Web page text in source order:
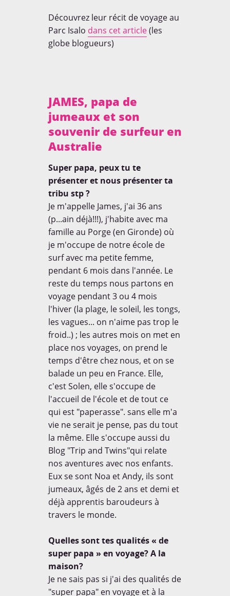
Découvrez leur récit de voyage au
Parc Isalo dans cet article(les
globe blogueurs)
JAMES, papa de
jumeaux et son
souvenir de surfeur en
Australie
Super papa, peux tu te
présenter et nous présenter ta
tribu stp ?
Je m'appelle James, j'ai 36 ans
(p...ain déjà!!!), j'habite avec ma
famille au Porge (en Gironde) où
je m'occupe de notre école de
surf avec ma petite femme,
pendant 6 mois dans l'année. Le
reste du temps nous partons en
voyage pendant 3 ou 4 mois
l'hiver (la plage, le soleil, les tongs,
les vagues... on n'aime pas trop le
froid..) ; les autres mois on met en
place nos voyages, on prend le
temps d'être chez nous, et on se
balade un peu en France. Elle,
c'est Solen, elle s'occupe de
l'accueil de l'école et de tout ce
qui est "paperasse". sans elle m'a
vie ne serait je pense, pas du tout
la même. Elle s'occupe aussi du
Blog "Trip and Twins"qui relate
nos aventures avec nos enfants.
Eux se sont Noa et Andy, ils sont
jumeaux, âgés de 2 ans et demi et
déjà apprentis baroudeurs à
travers le monde.
Quelles sont tes qualités « de
super papa » en voyage? A la
maison?
Je ne sais pas si j'ai des qualités de
"super papa" en voyage et à la